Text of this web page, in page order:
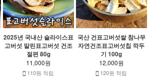
2025년 국내산 슬라이스표
고버섯 말린표고버섯 건조
절편 80g
11,000원
110원 적립
국산 건표고버섯쌀 참나무
자연건조표고버섯칩 깍두
기 100g
12,000원
120원 적립